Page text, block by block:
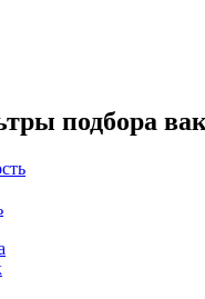
подбора